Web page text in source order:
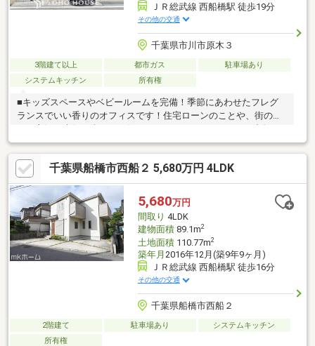
ＪＲ総武線 西船橋駅 徒歩19分
その他の交通
千葉県市川市原木３
3階建て以上 都市ガス
駐車場あり
システムキッチン
所有権
■キッズスペースやベビールームを完備！季節にあわせたフレグ
ランスでいい香りのオフィスです！住宅ローンのことや、街のこ
と、市況の先行き含めてお伝えさせていただきます！！■独自の
FP相談【未来カレンダー】住宅購入の資金計画は未来を見据えて
立てなければいけません。漠然とした不安や悩みを『見える化』
して幸せな未来へのスタートを切りましょう。■業界初の無料ア
フターサポート【TOHO HOUSE CLUB】『住まい』のご購入はゴ
ールではなくスタートです。お客様の『住まい』と『暮らし』の
安心と安全を守るサービスを全て無料で提供しています。詳細は
お気軽にお問合せ下さい！
千葉県船橋市西船２ 5,680万円 4LDK
5,680万円
間取り 4LDK
建物面積89.1m2
土地面積110.77m2
築年月 2016年12月(築9年9ヶ月)
ＪＲ総武線 西船橋駅 徒歩16分
その他の交通
千葉県船橋市西船２
2階建て 駐車場あり
システムキッチン
所有権